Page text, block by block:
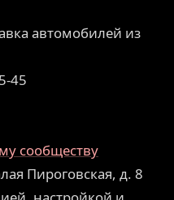
автомобилей из
45
сообществу
Пироговская, д. 8